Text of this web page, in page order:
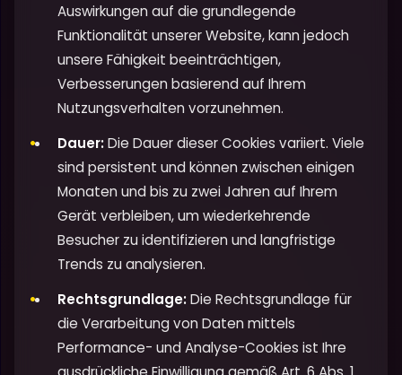
Auswirkungen auf die grundlegende
Funktionalität unserer Website, kann jedoch
unsere Fähigkeit beeinträchtigen,
Verbesserungen basierend auf Ihrem
Nutzungsverhalten vorzunehmen.
Dauer:Die Dauer dieser Cookies variiert. Viele
sind persistent und können zwischen einigen
Monaten und bis zu zwei Jahren auf Ihrem
Gerät verbleiben, um wiederkehrende
Besucher zu identifizieren und langfristige
Trends zu analysieren.
Rechtsgrundlage:Die Rechtsgrundlage für
die Verarbeitung von Daten mittels
Performance- und Analyse-Cookies ist Ihre